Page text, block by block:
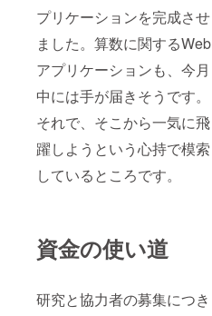
プリケーションを完成させ
ました。算数に関するWeb
アプリケーションも、今月
中には手が届きそうです。
それで、そこから一気に飛
躍しようという心持で模索
しているところです。
資金の使い道
研究と協力者の募集につき